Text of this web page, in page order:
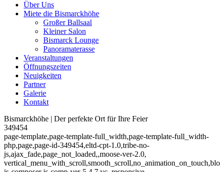
Über Uns
Miete die Bismarckhöhe
Großer Ballsaal
Kleiner Salon
Bismarck Lounge
Panoramaterasse
Veranstaltungen
Öffnungszeiten
Neuigkeiten
Partner
Galerie
Kontakt
Bismarckhöhe | Der perfekte Ort für Ihre Feier
349454
page-template,page-template-full_width,page-template-full_width-
php,page,page-id-349454,eltd-cpt-1.0,tribe-no-
js,ajax_fade,page_not_loaded,,moose-ver-2.0,